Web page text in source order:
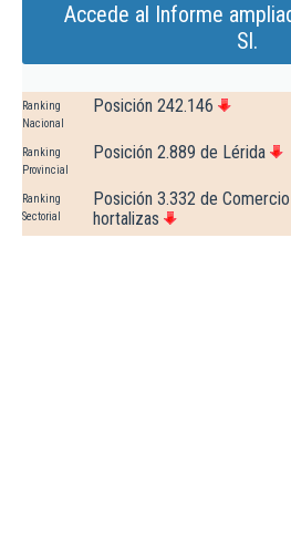
Accede al Informe
Sl.
Ranking
Nacional
Posición 242.146
Ranking
Provincial
Posición 2.889 de Lérida
Ranking
Sectorial
Posición 3.332 de
hortalizas